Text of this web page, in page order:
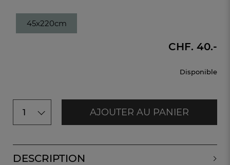
45x220cm
Disponible
CHF. 40.-
1 AJOUTER AU PANIER
DESCRIPTION